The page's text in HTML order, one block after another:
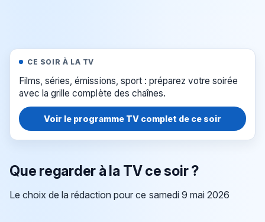
CE SOIR À LA TV
Films, séries, émissions, sport : préparez votre soirée
avec la grille complète des chaînes.
Voir le programme TV complet de ce soir
Que regarder à la TV ce soir ?
Le choix de la rédaction pour ce samedi 9 mai 2026